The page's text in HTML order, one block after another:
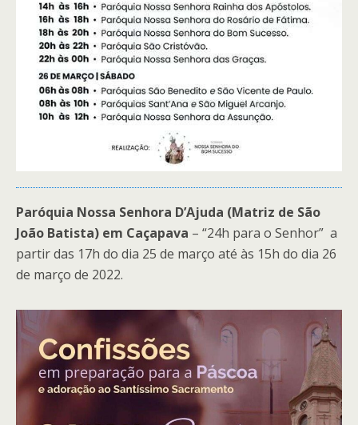
Paróquia Nossa Senhora D’Ajuda (Matriz de São
João Batista) em Caçapava – “24h para o Senhor” a
partir das 17h do dia 25 de março até às 15h do dia 26
de março de 2022.